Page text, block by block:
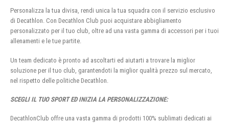
Personalizza la tua divisa, rendi unica la tua squadra con il servizio esclusivo
di Decathlon. Con Decathlon Club puoi acquistare abbigliamento
personalizzato per il tuo club, oltre ad una vasta gamma di accessori per i tuoi
allenamenti e le tue partite.
Un team dedicato è pronto ad ascoltarti ed aiutarti a trovare la miglior
soluzione per il tuo club, garantendoti la miglior qualità prezzo sul mercato,
nel rispetto delle politiche Decathlon.
SCEGLI IL TUO SPORT ED INIZIA LA PERSONALIZZAZIONE:
DecathlonClub offre una vasta gamma di prodotti 100% sublimati dedicati ai